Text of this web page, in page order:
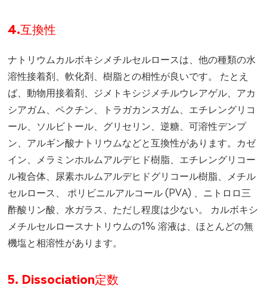
4.互換性
ナトリウムカルボキシメチルセルロースは、他の種類の水
溶性接着剤、軟化剤、樹脂との相性が良いです。 たとえ
ば、動物用接着剤、ジメトキシジメチルウレアゲル、アカ
シアガム、ペクチン、トラガカンスガム、エチレングリコ
ール、ソルビトール、グリセリン、逆糖、可溶性デンプ
ン、アルギン酸ナトリウムなどと互換性があります。カゼ
イン、メラミンホルムアルデヒド樹脂、エチレングリコー
ル複合体、尿素ホルムアルデヒドグリコール樹脂、メチル
セルロース、 ポリビニルアルコール (PVA) 、ニトロロ三
酢酸リン酸、水ガラス、ただし程度は少ない。 カルボキシ
メチルセルロースナトリウムの1% 溶液は、ほとんどの無
機塩と相溶性があります。
5. Dissociation定数